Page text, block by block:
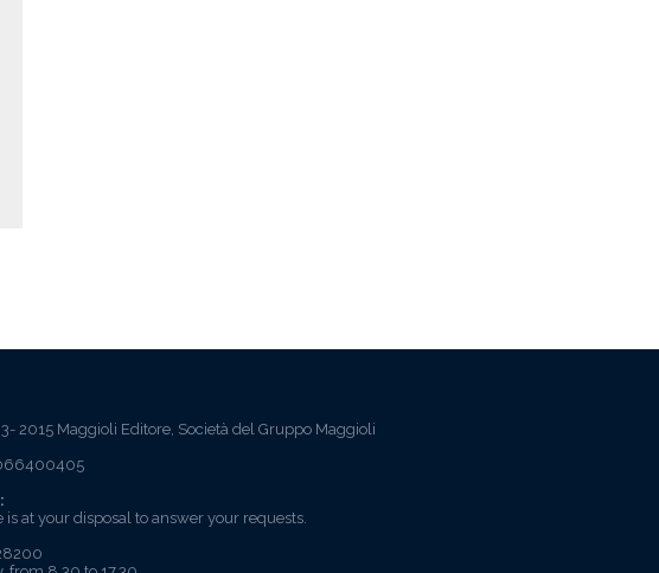
2015 Maggioli Editore, Società del Gruppo Maggioli
is at your disposal to answer your requests.